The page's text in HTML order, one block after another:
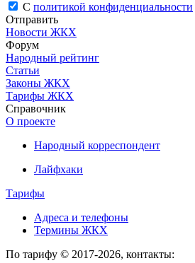
С политикой конфиденциальности
Отправить
Новости ЖКХ
Форум
Народный рейтинг
Статьи
Законы ЖКХ
Тарифы ЖКХ
Справочник
О проекте
Народный корреспондент
Лайфхаки
Тарифы
Адреса и телефоны
Термины ЖКХ
По тарифу © 2017-2026, контакты: